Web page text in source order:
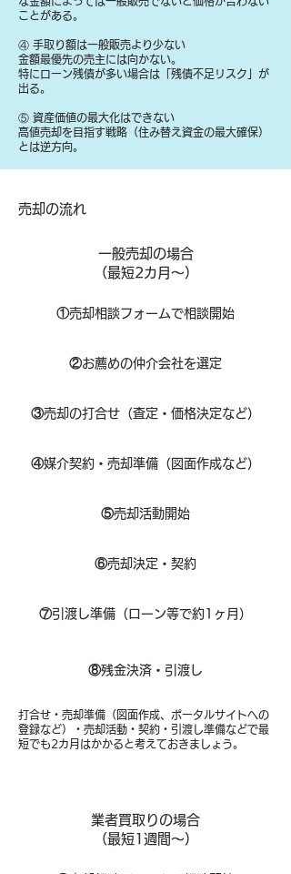
ことがある。
④ 手取り額は一般販売より少ない
金額最優先の売主には向かない。
特にローン残債が多い場合は「残債不足リスク」が
出る。
⑤ 資産価値の最大化はできない
高値売却を目指す戦略（住み替え資金の最大確保）
とは逆方向。
​売却の流れ
一般売却の場合
​（最短2カ月～）
①​売却相談フォームで相談開始
②お薦めの仲介会社を選定
③売却の打合せ（査定・価格決定など）
④媒介契約・売却準備（図面作成など）
⑤売却活動開始
⑥売却決定・契約
⑦引渡し準備（ローン等で約1ヶ月）
打合せ・売却準備（図面作成、ポータルサイトへの
登録など）・売却活動・契約・引渡し準備などで最
短でも2カ月はかかると考えておきましょう。
⑧​残金決済・引渡し
業者買取りの場合
（​最短1週間～）